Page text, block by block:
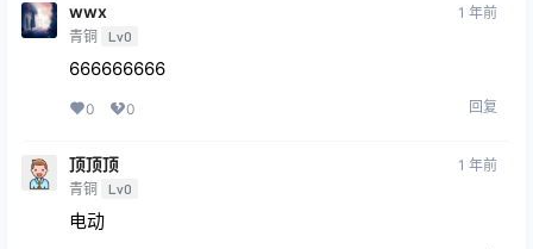
wwx
青铜 Lv0
1 年前
666666666
0 0 回复
顶顶顶
青铜 Lv0
1 年前
电动